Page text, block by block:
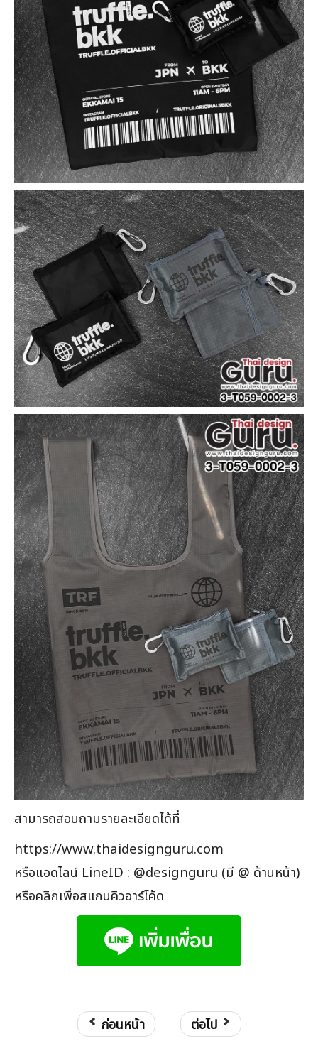
สามารถสอบถามรายละเอียดได้ที่
https://www.thaidesignguru.com
หรือแอดไลน์ LineID : @designguru (มี @ ด้านหน้า)
หรือคลิกเพื่อสแกนคิวอาร์โค้ด
ก่อนหน้า ต่อไป